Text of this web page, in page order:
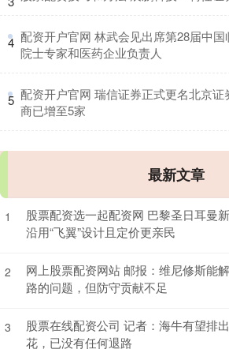
4 配资开户官网 林武会见出席第28届中
院士专家和医药企业负责人
5 配资开户官网 瑞信证券正式更名北京
商已增至5家
最新文章
1
股票配资选一起配资网 巴黎圣日耳曼
沿用“飞翼”设计且定价更亲民
2
网上股票配资网站 邮报：维尼修斯能
路的问题，但防守贡献不足
3
股票在线配资公司 记者：海牛有望排
花，已没有任何退路